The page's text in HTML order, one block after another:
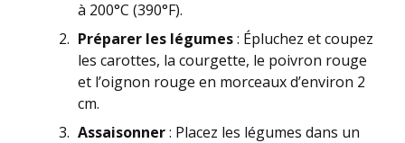
à 200°C (390°F).
Préparer les légumes: Épluchez et coupez
les carottes, la courgette, le poivron rouge
et l’oignon rouge en morceaux d’environ 2
cm.
Assaisonner: Placez les légumes dans un